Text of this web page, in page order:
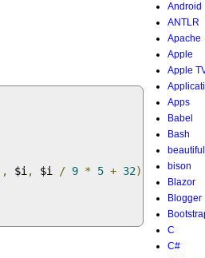
, $i , $i / 9 * 5 + 32);
Android
ANTLR
Apache
Apple
Apple
Apps
Babel
Bash
bison
Blazor
Blogger
C
C#